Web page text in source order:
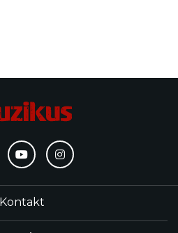
Kontakt